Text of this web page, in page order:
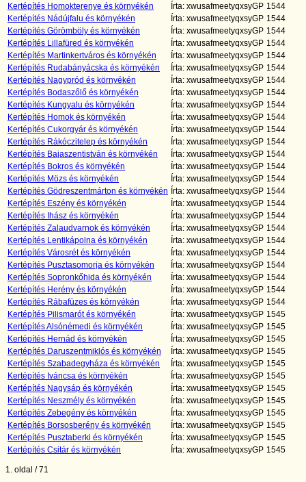
Kertépítés Homokterenye és környékén
Írta: xwusafmeetyqxsyGP 1544
Kertépítés Nádújfalu és környékén
Írta: xwusafmeetyqxsyGP 1544
Kertépítés Görömböly és környékén
Írta: xwusafmeetyqxsyGP 1544
Kertépítés Lillafüred és környékén
Írta: xwusafmeetyqxsyGP 1544
Kertépítés Martinkertváros és környékén
Írta: xwusafmeetyqxsyGP 1544
Kertépítés Rudabányácska és környékén
Írta: xwusafmeetyqxsyGP 1544
Kertépítés Nagypród és környékén
Írta: xwusafmeetyqxsyGP 1544
Kertépítés Bodaszőlő és környékén
Írta: xwusafmeetyqxsyGP 1544
Kertépítés Kungyalu és környékén
Írta: xwusafmeetyqxsyGP 1544
Kertépítés Homok és környékén
Írta: xwusafmeetyqxsyGP 1544
Kertépítés Cukorgyár és környékén
Írta: xwusafmeetyqxsyGP 1544
Kertépítés Rákóczitelep és környékén
Írta: xwusafmeetyqxsyGP 1544
Kertépítés Bajaszentistván és környékén
Írta: xwusafmeetyqxsyGP 1544
Kertépítés Bokros és környékén
Írta: xwusafmeetyqxsyGP 1544
Kertépítés Mözs és környékén
Írta: xwusafmeetyqxsyGP 1544
Kertépítés Gödreszentmárton és környékén Írta: xwusafmeetyqxsyGP 1544
Kertépítés Eszény és környékén
Írta: xwusafmeetyqxsyGP 1544
Kertépítés Ihász és környékén
Írta: xwusafmeetyqxsyGP 1544
Kertépítés Zalaudvarnok és környékén
Írta: xwusafmeetyqxsyGP 1544
Kertépítés Lentikápolna és környékén
Írta: xwusafmeetyqxsyGP 1544
Kertépítés Városrét és környékén
Írta: xwusafmeetyqxsyGP 1544
Kertépítés Pusztasomorja és környékén
Írta: xwusafmeetyqxsyGP 1544
Kertépítés Sopronkőhida és környékén
Írta: xwusafmeetyqxsyGP 1544
Kertépítés Herény és környékén
Írta: xwusafmeetyqxsyGP 1544
Kertépítés Rábafüzes és környékén
Írta: xwusafmeetyqxsyGP 1544
Kertépítés Pilismarót és környékén
Írta: xwusafmeetyqxsyGP 1545
Kertépítés Alsónémedi és környékén
Írta: xwusafmeetyqxsyGP 1545
Kertépítés Hernád és környékén
Írta: xwusafmeetyqxsyGP 1545
Kertépítés Daruszentmiklós és környékén
Írta: xwusafmeetyqxsyGP 1545
Kertépítés Szabadegyháza és környékén
Írta: xwusafmeetyqxsyGP 1545
Kertépítés Iváncsa és környékén
Írta: xwusafmeetyqxsyGP 1545
Kertépítés Nagysáp és környékén
Írta: xwusafmeetyqxsyGP 1545
Kertépítés Neszmély és környékén
Írta: xwusafmeetyqxsyGP 1545
Kertépítés Zebegény és környékén
Írta: xwusafmeetyqxsyGP 1545
Kertépítés Borsosberény és környékén
Írta: xwusafmeetyqxsyGP 1545
Kertépítés Pusztaberki és környékén
Írta: xwusafmeetyqxsyGP 1545
Kertépítés Csitár és környékén
Írta: xwusafmeetyqxsyGP 1545
1. oldal / 71